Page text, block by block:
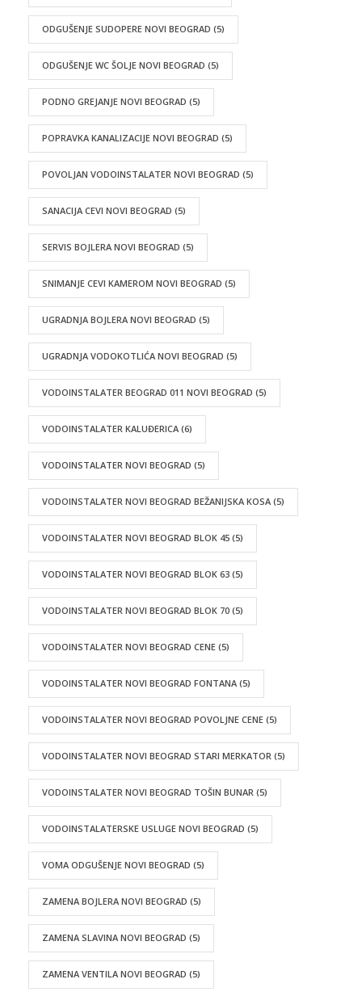
ODGUŠENJE SUDOPERE NOVI BEOGRAD (5)
ODGUŠENJE WC ŠOLJE NOVI BEOGRAD (5)
PODNO GREJANJE NOVI BEOGRAD (5)
POPRAVKA KANALIZACIJE NOVI BEOGRAD (5)
POVOLJAN VODOINSTALATER NOVI BEOGRAD (5)
SANACIJA CEVI NOVI BEOGRAD (5)
SERVIS BOJLERA NOVI BEOGRAD (5)
SNIMANJE CEVI KAMEROM NOVI BEOGRAD (5)
UGRADNJA BOJLERA NOVI BEOGRAD (5)
UGRADNJA VODOKOTLIĆA NOVI BEOGRAD (5)
VODOINSTALATER BEOGRAD 011 NOVI BEOGRAD (5)
VODOINSTALATER KALUĐERICA (6)
VODOINSTALATER NOVI BEOGRAD (5)
VODOINSTALATER NOVI BEOGRAD BEŽANIJSKA KOSA (5)
VODOINSTALATER NOVI BEOGRAD BLOK 45 (5)
VODOINSTALATER NOVI BEOGRAD BLOK 63 (5)
VODOINSTALATER NOVI BEOGRAD BLOK 70 (5)
VODOINSTALATER NOVI BEOGRAD CENE (5)
VODOINSTALATER NOVI BEOGRAD FONTANA (5)
VODOINSTALATER NOVI BEOGRAD POVOLJNE CENE (5)
VODOINSTALATER NOVI BEOGRAD STARI MERKATOR (5)
VODOINSTALATER NOVI BEOGRAD TOŠIN BUNAR (5)
VODOINSTALATERSKE USLUGE NOVI BEOGRAD (5)
VOMA ODGUŠENJE NOVI BEOGRAD (5)
ZAMENA BOJLERA NOVI BEOGRAD (5)
ZAMENA SLAVINA NOVI BEOGRAD (5)
ZAMENA VENTILA NOVI BEOGRAD (5)